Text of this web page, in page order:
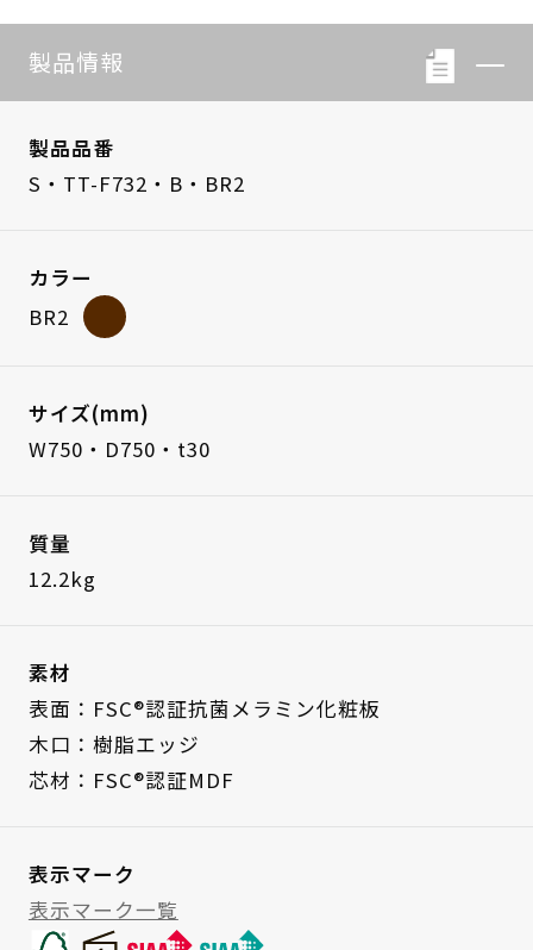
製品情報
製品品番
S・TT-F732・B・BR2
カラー
BR2
サイズ(mm)
W750・D750・t30
質量
12.2kg
素材
表面：FSC®認証抗菌メラミン化粧板
木口：樹脂エッジ
芯材：FSC®認証MDF
表示マーク
表示マーク一覧